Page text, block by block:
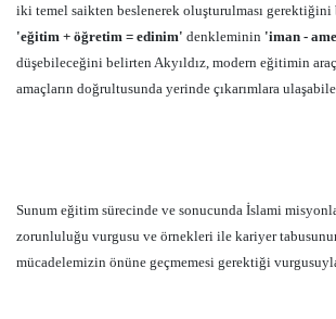
iki temel saikten beslenerek oluşturulması
'eğitim + öğretim = edinim' denkleminin 'iman -
düşebileceğini belirten Akyıldız, modern eğitimin
amaçların doğrultusunda yerinde çıkarımlara
Sunum eğitim sürecinde ve sonucunda İslami
zorunluluğu vurgusu ve örnekleri ile kariyer
mücadelemizin önüne geçmemesi gerektiği